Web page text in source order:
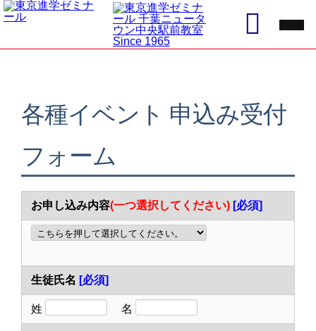
各種イベント 申込み受付
フォーム
お申し込み内容(一つ選択してください) [必須]
生徒氏名 [必須]
姓 名